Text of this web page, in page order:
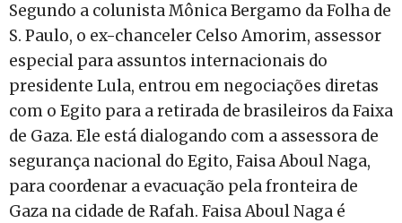
Segundo a colunista Mônica Bergamo da Folha de
S. Paulo, o ex-chanceler Celso Amorim, assessor
especial para assuntos internacionais do
presidente Lula, entrou em negociações diretas
com o Egito para a retirada de brasileiros da Faixa
de Gaza. Ele está dialogando com a assessora de
segurança nacional do Egito, Faisa Aboul Naga,
para coordenar a evacuação pela fronteira de
Gaza na cidade de Rafah. Faisa Aboul Naga é